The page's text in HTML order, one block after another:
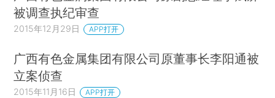
被调查执纪审查
2015年12月29日 APP打开
广西有色金属集团有限公司原董事长李阳通被
立案侦查
2015年11月16日 APP打开